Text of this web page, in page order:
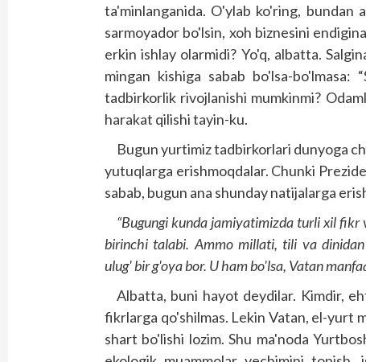
ta'minlanganida. O'ylab ko'ring,
sarmoyador bo'lsin, xoh biznesini
erkin ishlay olarmidi? Yo'q, albatta.
mingan kishiga sabab bo'lsa-
tadbirkorlik rivojlanishi mumkinmi?
harakat qilishi tayin-ku.
Bugun yurtimiz tadbirkorlari dunyo­ga
yutuqlarga erishmoqdalar. Chunki
sabab, bugun ana shunday natijalarga
“Bugungi kunda jamiyatimizda turli xil
birinchi talabi. Ammo millati, tili va
ulug' bir g'oya bor. U ham bo'lsa, Vatan
Albatta, buni hayot deydilar. Kimdir,
fikrlarga qo'shilmas. Lekin Vatan, el-yurt
shart bo'lishi lozim. Shu ma'noda